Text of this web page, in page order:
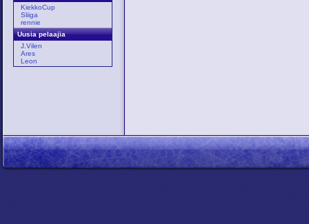
KiekkoCup
Sliiga
rennie
Uusia pelaajia
J.Vilen
Ares
Leon